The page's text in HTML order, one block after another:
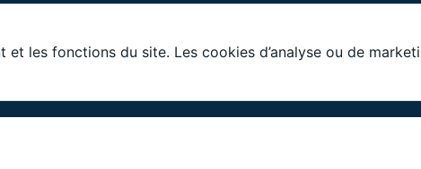
et les fonctions du site. Les cookies d’analyse ou de